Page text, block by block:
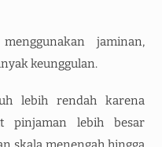
jaminan,
keunggulan.
lebih rendah karena
pinjaman lebih besar